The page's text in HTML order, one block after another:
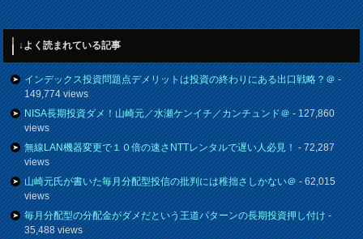
↓よく読まれている記事
インデックス投資問題点デメリットは投資の終わりにある出口戦略？＠-
149,774 views
NISA長期投資ダメ！山崎元／水瀬ケンイチ／カンチュンド＠- 127,860
views
無線LAN機器変更で１０倍の速さNTTレンタルで遅い人必見！- 72,287
views
山崎元氏が書いた毎月分配型投信の批判には稚拙さしかない＠- 62,015
views
毎月分配型の分配金がダメだという王道パターンの長期投資押し付け-
35,488 views